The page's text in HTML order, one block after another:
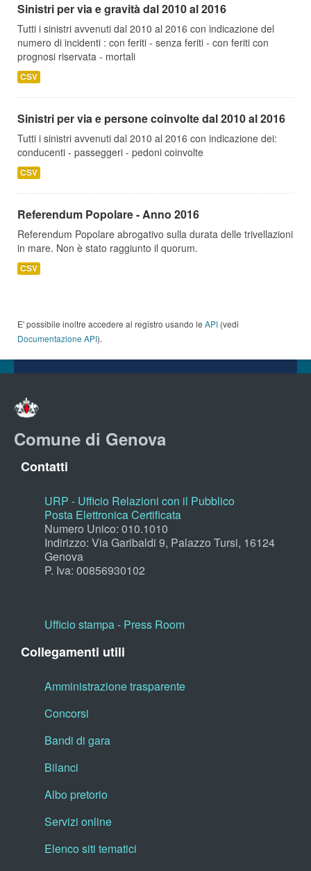
Sinistri per via e gravità dal 2010 al 2016
Tutti i sinistri avvenuti dal 2010 al 2016 con indicazione del
numero di incidenti : con feriti - senza feriti - con feriti con
prognosi riservata - mortali
CSV
Sinistri per via e persone coinvolte dal 2010 al 2016
Tutti i sinistri avvenuti dal 2010 al 2016 con indicazione dei:
conducenti - passeggeri - pedoni coinvolte
CSV
Referendum Popolare - Anno 2016
Referendum Popolare abrogativo sulla durata delle trivellazioni
in mare. Non è stato raggiunto il quorum.
CSV
E' possibile inoltre accedere al registro usando le API (vedi
Documentazione API).
Comune di Genova
Contatti
URP - Ufficio Relazioni con il Pubblico
Posta Elettronica Certificata
Numero Unico: 010.1010
Indirizzo: Via Garibaldi 9, Palazzo Tursi, 16124
Genova
P. Iva: 00856930102
Ufficio stampa - Press Room
Collegamenti utili
Amministrazione trasparente
Concorsi
Bandi di gara
Bilanci
Albo pretorio
Servizi online
Elenco siti tematici